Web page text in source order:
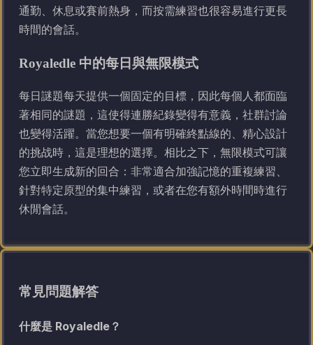
通勤、休息或賽前熱身，而按需練習也很容易進行更長
時間的會話。
Royaledle 中的每日與無限模式
每日謎題每天提供一個固定的目標，因此每個人都面臨
著相同的謎題，這使得連勝紀錄變得有意義，社群討論
也變得活躍。當您想要一個有明確終點線的、精心設計
的挑战時，這是理想的選擇。相比之下，無限模式可讓
您立即生成新的回合：非常適合加強記憶的重複練習、
針對特定原型的集中練習，或者在您有額外時間時進行
休閒會話。
常見問題解答
什麼是 Royaledle？